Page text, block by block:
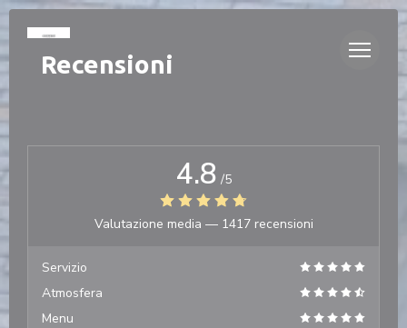
Personalizzazione delle tue scelte sui cookie
Recensioni
4.8 /5
Valutazione media — 1417 recensioni
Servizio
Atmosfera
Menu